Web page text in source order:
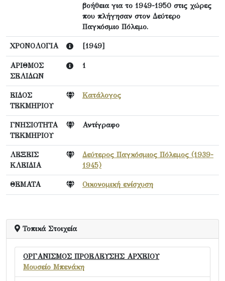
βοήθεια για το 1949-1950 στις χώρες
που πλήγησαν στον Δεύτερο
Παγκόσμιο Πόλεμο.
ΧΡΟΝΟΛΟΓΙΑ [1949]
ΑΡΙΘΜΟΣ
ΣΕΛΙΔΩΝ
1
ΕΙΔΟΣ
ΤΕΚΜΗΡΙΟΥ
Κατάλογος
ΓΝΗΣΙΟΤΗΤΑ
ΤΕΚΜΗΡΙΟΥ
Αντίγραφο
ΛΕΞΕΙΣ
ΚΛΕΙΔΙΑ
Δεύτερος Παγκόσμιος Πόλεμος (1939-
1945)
ΘΕΜΑΤΑ Οικονομική ενίσχυση
Τοπικά Στοιχεία
ΟΡΓΑΝΙΣΜΟΣ ΠΡΟΕΛΕΥΣΗΣ ΑΡΧΕΙΟΥ
Μουσείο Μπενάκη